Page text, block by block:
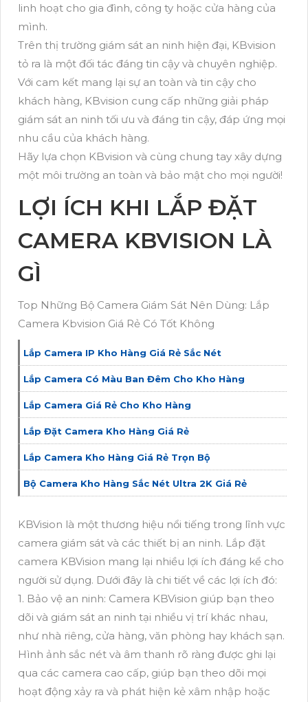
linh hoạt cho gia đình, công ty hoặc cửa hàng của
mình.
Trên thị trường giám sát an ninh hiện đại, KBvision
tỏ ra là một đối tác đáng tin cậy và chuyên nghiệp.
Với cam kết mang lại sự an toàn và tin cậy cho
khách hàng, KBvision cung cấp những giải pháp
giám sát an ninh tối ưu và đáng tin cậy, đáp ứng mọi
nhu cầu của khách hàng.
Hãy lựa chọn KBvision và cùng chung tay xây dựng
một môi trường an toàn và bảo mật cho mọi người!
LỢI ÍCH KHI LẮP ĐẶT
CAMERA KBVISION LÀ
GÌ
Top Những Bộ Camera Giám Sát Nên Dùng: Lắp
Camera Kbvision Giá Rẻ Có Tốt Không
Lắp Camera IP Kho Hàng Giá Rẻ Sắc Nét
Lắp Camera Có Màu Ban Đêm Cho Kho Hàng
Lắp Camera Giá Rẻ Cho Kho Hàng
Lắp Đặt Camera Kho Hàng Giá Rẻ
Lắp Camera Kho Hàng Giá Rẻ Trọn Bộ
Bộ Camera Kho Hàng Sắc Nét Ultra 2K Giá Rẻ
KBVision là một thương hiệu nổi tiếng trong lĩnh vực
camera giám sát và các thiết bị an ninh. Lắp đặt
camera KBVision mang lại nhiều lợi ích đáng kể cho
người sử dụng. Dưới đây là chi tiết về các lợi ích đó:
1. Bảo vệ an ninh: Camera KBVision giúp bạn theo
dõi và giám sát an ninh tại nhiều vị trí khác nhau,
như nhà riêng, cửa hàng, văn phòng hay khách sạn.
Hình ảnh sắc nét và âm thanh rõ ràng được ghi lại
qua các camera cao cấp, giúp bạn theo dõi mọi
hoạt động xảy ra và phát hiện kẻ xâm nhập hoặc